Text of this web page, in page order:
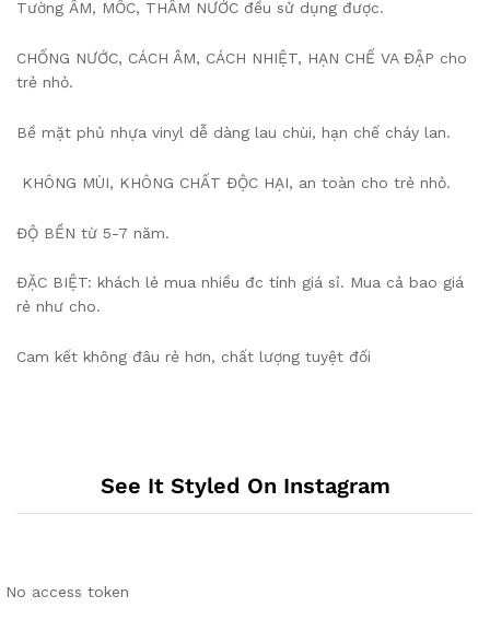
️Tường ẨM, MỐC, THẤM NƯỚC đều sử dụng được.
️CHỐNG NƯỚC, CÁCH ÂM, CÁCH NHIỆT, HẠN CHẾ VA ĐẬP cho
trẻ nhỏ.
️Bề mặt phủ nhựa vinyl dễ dàng lau chùi, hạn chế cháy lan.
️ KHÔNG MÙI, KHÔNG CHẤT ĐỘC HẠI, an toàn cho trẻ nhỏ.
️ĐỘ BỀN từ 5-7 năm.
ĐẶC BIỆT: khách lẻ mua nhiều đc tính giá sỉ. Mua cả bao giá
rẻ như cho.
Cam kết không đâu rẻ hơn, chất lượng tuyệt đối
See It Styled On Instagram
No access token